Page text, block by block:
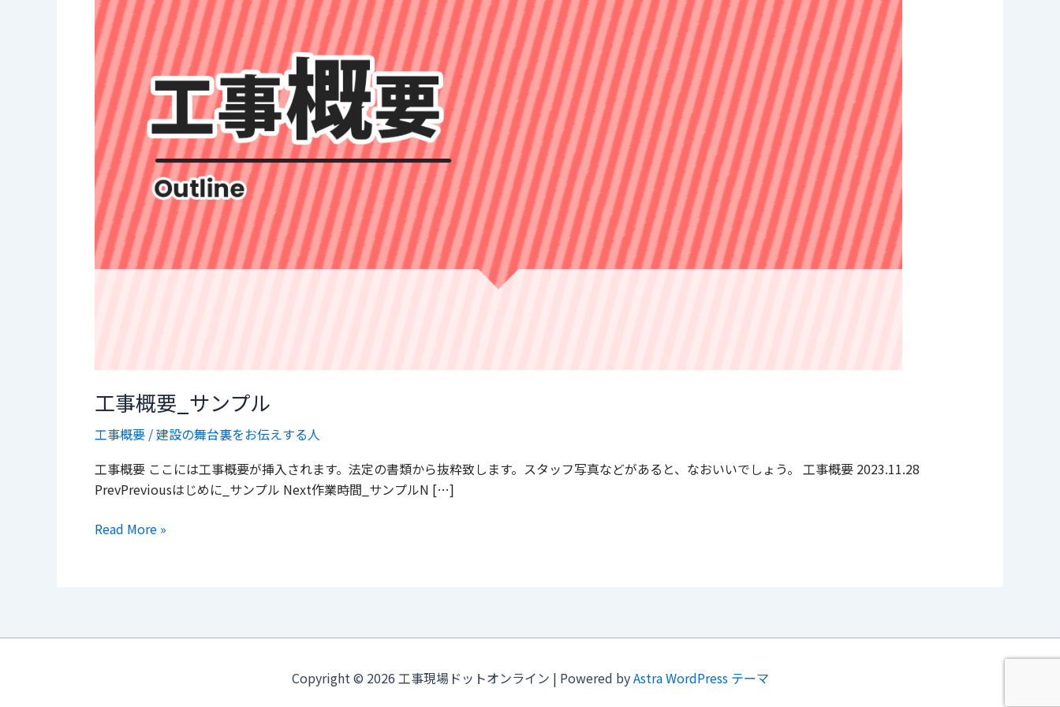
工事概要_サンプル
工事概要 /建設の舞台裏をお伝えする人
工事概要 ここには工事概要が挿入されます。法定の書類から抜粋致します。スタッフ写真などがあると、なおいいでしょう。 工事概要 2023.11.28
PrevPreviousはじめに_サンプル Next作業時間_サンプルN […]
要
_
サ
ン
プ
ル
Read More »
Copyright © 2026 工事現場ドットオンライン | Powered byAstra WordPress テーマ